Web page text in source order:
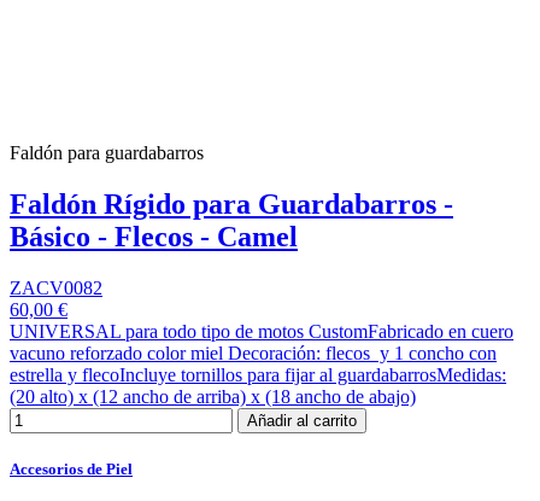
Faldón para guardabarros
Faldón Rígido para Guardabarros -
Básico - Flecos - Camel
ZACV0082
60,00 €
UNIVERSAL para todo tipo de motos CustomFabricado en cuero
vacuno reforzado color miel Decoración: flecos y 1 concho con
estrella y flecoIncluye tornillos para fijar al guardabarrosMedidas:
(20 alto) x (12 ancho de arriba) x (18 ancho de abajo)
Añadir al carrito
Accesorios de Piel